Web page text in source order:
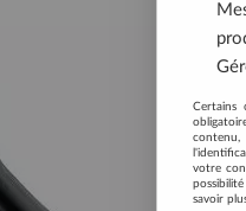
Certains
contenu,
votre
savoir